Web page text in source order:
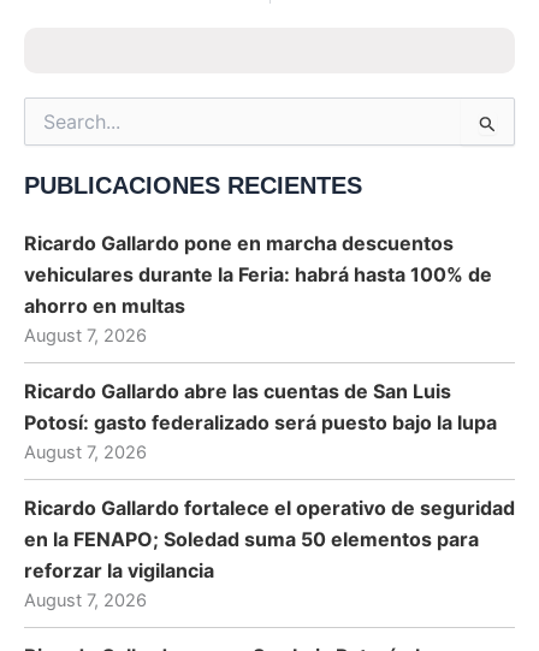
Search
for:
PUBLICACIONES RECIENTES
Ricardo Gallardo pone en marcha descuentos
vehiculares durante la Feria: habrá hasta 100% de
ahorro en multas
August 7, 2026
Ricardo Gallardo abre las cuentas de San Luis
Potosí: gasto federalizado será puesto bajo la lupa
August 7, 2026
Ricardo Gallardo fortalece el operativo de seguridad
en la FENAPO; Soledad suma 50 elementos para
reforzar la vigilancia
August 7, 2026